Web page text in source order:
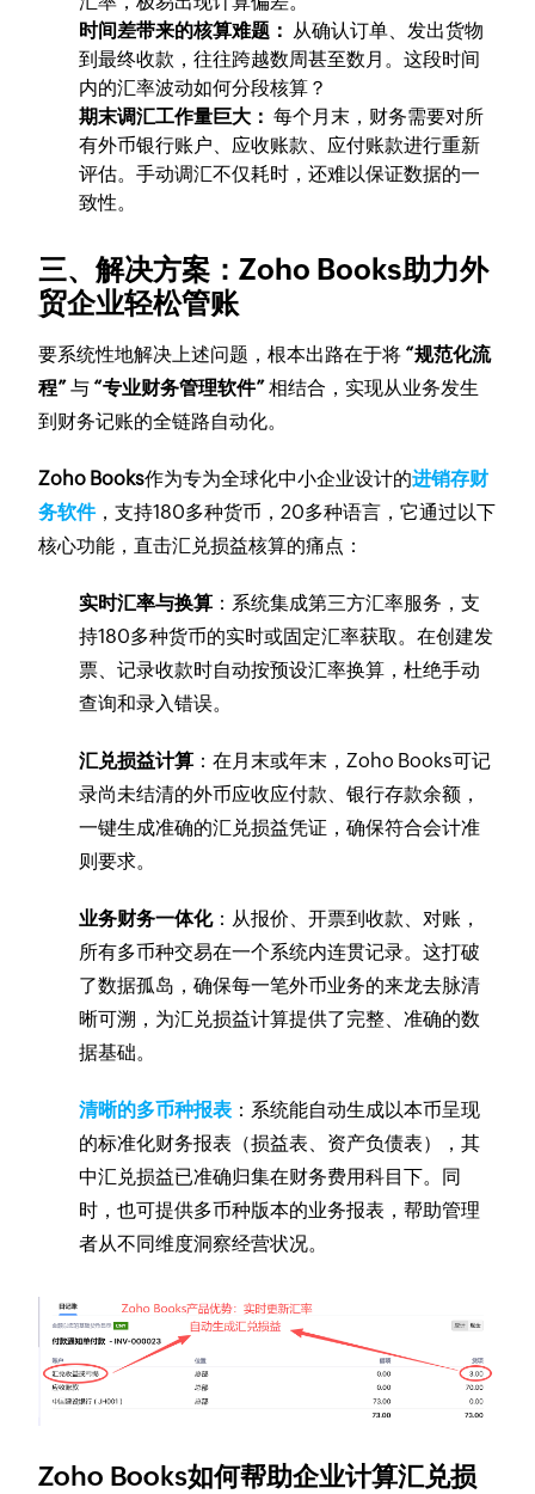
时间差带来的核算难题： 从确认订单、发出货物
到最终收款，往往跨越数周甚至数月。这段时间
内的汇率波动如何分段核算？
期末调汇工作量巨大： 每个月末，财务需要对所
有外币银行账户、应收账款、应付账款进行重新
评估。手动调汇不仅耗时，还难以保证数据的一
致性。
三、解决方案：Zoho Books助力外
贸企业轻松管账
要系统性地解决上述问题，根本出路在于将 “规范化流
程”与 “专业财务管理软件”相结合，实现从业务发生
到财务记账的全链路自动化。
Zoho Books作为专为全球化中小企业设计的进销存财
务软件，支持180多种货币，20多种语言，它通过以下
核心功能，直击汇兑损益核算的痛点：
实时汇率与换算 ：系统集成第三方汇率服务，支
持180多种货币的实时或固定汇率获取。在创建发
票、记录收款时自动按预设汇率换算，杜绝手动
查询和录入错误。
汇兑损益计算 ：在月末或年末，Zoho Books可记
录尚未结清的外币应收应付款、银行存款余额，
一键生成准确的汇兑损益凭证，确保符合会计准
则要求。
业务财务一体化：从报价、开票到收款、对账，
所有多币种交易在一个系统内连贯记录。这打破
了数据孤岛，确保每一笔外币业务的来龙去脉清
晰可溯，为汇兑损益计算提供了完整、准确的数
据基础。
清晰的多币种报表 ：系统能自动生成以本币呈现
的标准化财务报表（损益表、资产负债表），其
中汇兑损益已准确归集在财务费用科目下。同
时，也可提供多币种版本的业务报表，帮助管理
者从不同维度洞察经营状况。
Zoho Books如何帮助企业计算汇兑损